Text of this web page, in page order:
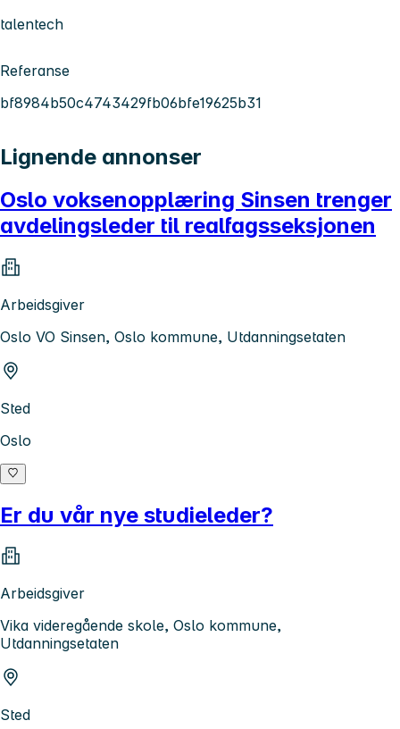
talentech
Referanse
bf8984b50c4743429fb06bfe19625b31
Lignende annonser
Oslo voksenopplæring Sinsen trenger
avdelingsleder til realfagsseksjonen
Arbeidsgiver
Oslo VO Sinsen, Oslo kommune, Utdanningsetaten
Sted
Oslo
Er du vår nye studieleder?
Arbeidsgiver
Vika videregående skole, Oslo kommune,
Utdanningsetaten
Sted